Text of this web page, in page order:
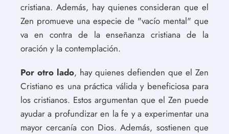
cristiana. Además, hay quienes consideran que el
Zen promueve una especie de "vacío mental" que
va en contra de la enseñanza cristiana de la
oración y la contemplación.
Por otro lado, hay quienes defienden que el Zen
Cristiano es una práctica válida y beneficiosa para
los cristianos. Estos argumentan que el Zen puede
ayudar a profundizar en la fe y a experimentar una
mayor cercanía con Dios. Además, sostienen que